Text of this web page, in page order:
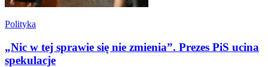
Polityka
„Nic w tej sprawie się nie zmienia”. Prezes PiS ucina
spekulacje